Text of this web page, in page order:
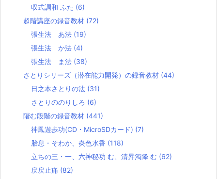
収式調和 ふた (6)
超階講座の録音教材 (72)
張生法 あ法 (19)
張生法 か法 (4)
張生法 ま法 (38)
さとりシリーズ（潜在能力開発）の録音教材 (44)
日之本さとりの法 (31)
さとりののりしろ (6)
階む段階の録音教材 (441)
神鳳遊歩功(CD・MicroSDカード) (7)
胎息・そわか、炎色水香 (118)
立ちの三・一、六神秘功 む、清昇濁降 む (62)
戻戻止痛 (82)